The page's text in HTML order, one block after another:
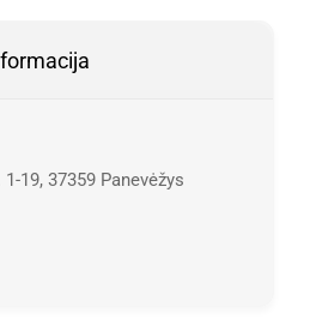
19, 37359 Panevėžys